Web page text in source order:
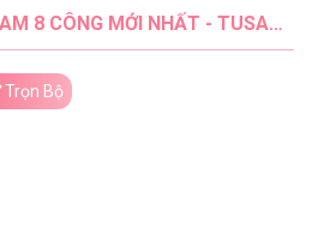
MỚI NHẤT - TUSACHXINHXINH (1)
Trọn Bộ